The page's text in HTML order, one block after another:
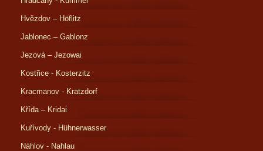
Hvězdov – Höflitz
Jablonec – Gablonz
Jezová – Jezowai
Kostřice - Kosterzitz
Kracmanov - Kratzdorf
Křída – Kridai
Kuřívody - Hühnerwasser
Náhlov - Nahlau